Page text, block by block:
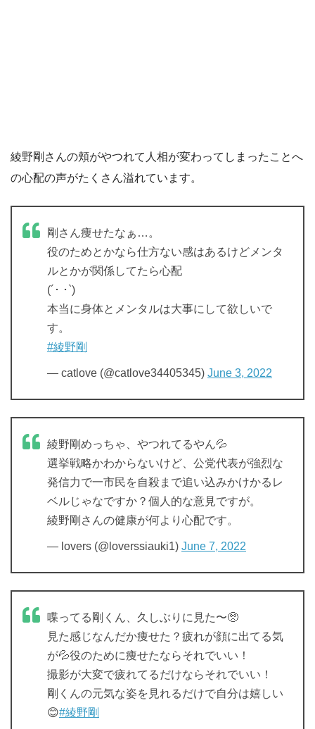
綾野剛さんの頬がやつれて人相が変わってしまったことへ
の心配の声がたくさん溢れています。
剛さん痩せたなぁ…。
役のためとかなら仕方ない感はあるけどメンタ
ルとかが関係してたら心配
(´･ ･`)
本当に身体とメンタルは大事にして欲しいで
す。
#綾野剛
— catlove (@catlove34405345) June 3, 2022
綾野剛めっちゃ、やつれてるやん💦
選挙戦略かわからないけど、公党代表が強烈な
発信力で一市民を自殺まで追い込みかけかるレ
ベルじゃなですか？個人的な意見ですが。
綾野剛さんの健康が何より心配です。
— lovers (@loverssiauki1) June 7, 2022
喋ってる剛くん、久しぶりに見た〜🥺
見た感じなんだか痩せた？疲れが顔に出てる気
が💦役のために痩せたならそれでいい！
撮影が大変で疲れてるだけならそれでいい！
剛くんの元気な姿を見れるだけで自分は嬉しい
😊#綾野剛